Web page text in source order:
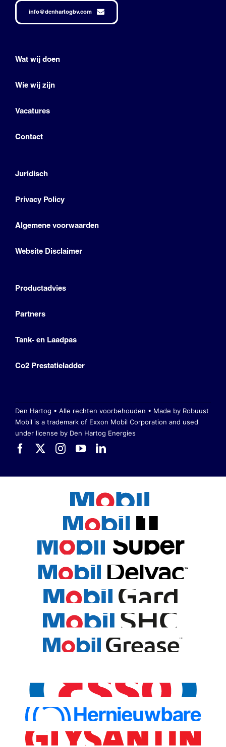
info@denhartogbv.com
Wat wij doen
Wie wij zijn
Vacatures
Contact
Juridisch
Privacy Policy
Algemene voorwaarden
Website Disclaimer
Productadvies
Partners
Tank- en Laadpas
Co2 Prestatieladder
Den Hartog • Alle rechten voorbehouden • Made by Robuust
Mobil is a trademark of Exxon Mobil Corporation and used
under license by Den Hartog Energies